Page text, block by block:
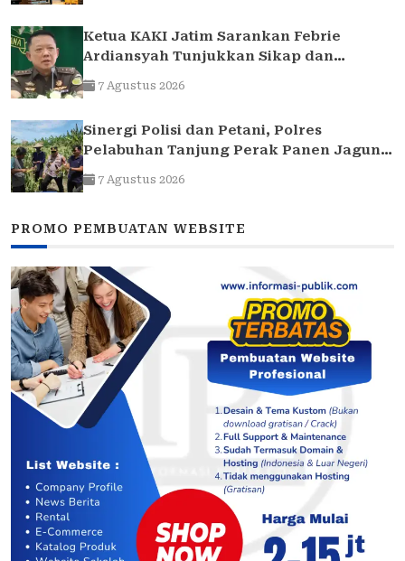
Ketua KAKI Jatim Sarankan Febrie
Ardiansyah Tunjukkan Sikap dan
Hormati Proses Hukum, Bukan Ajukan
Praperadilan
7 Agustus 2026
Sinergi Polisi dan Petani, Polres
Pelabuhan Tanjung Perak Panen Jagung
Pulut Ketan Ungu
7 Agustus 2026
PROMO PEMBUATAN WEBSITE